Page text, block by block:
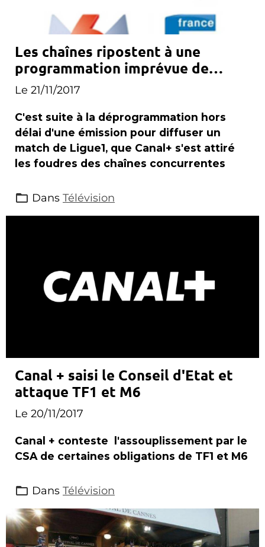
Les chaînes ripostent à une
programmation imprévue de
Canal+
Le 21/11/2017
C'est suite à la déprogrammation hors
délai d'une émission pour diffuser un
match de Ligue1, que Canal+ s'est attiré
les foudres des chaînes concurrentes
Dans Télévision
Canal + saisi le Conseil d'Etat et
attaque TF1 et M6
Le 20/11/2017
Canal + conteste l'assouplissement par le
CSA de certaines obligations de TF1 et M6
Dans Télévision